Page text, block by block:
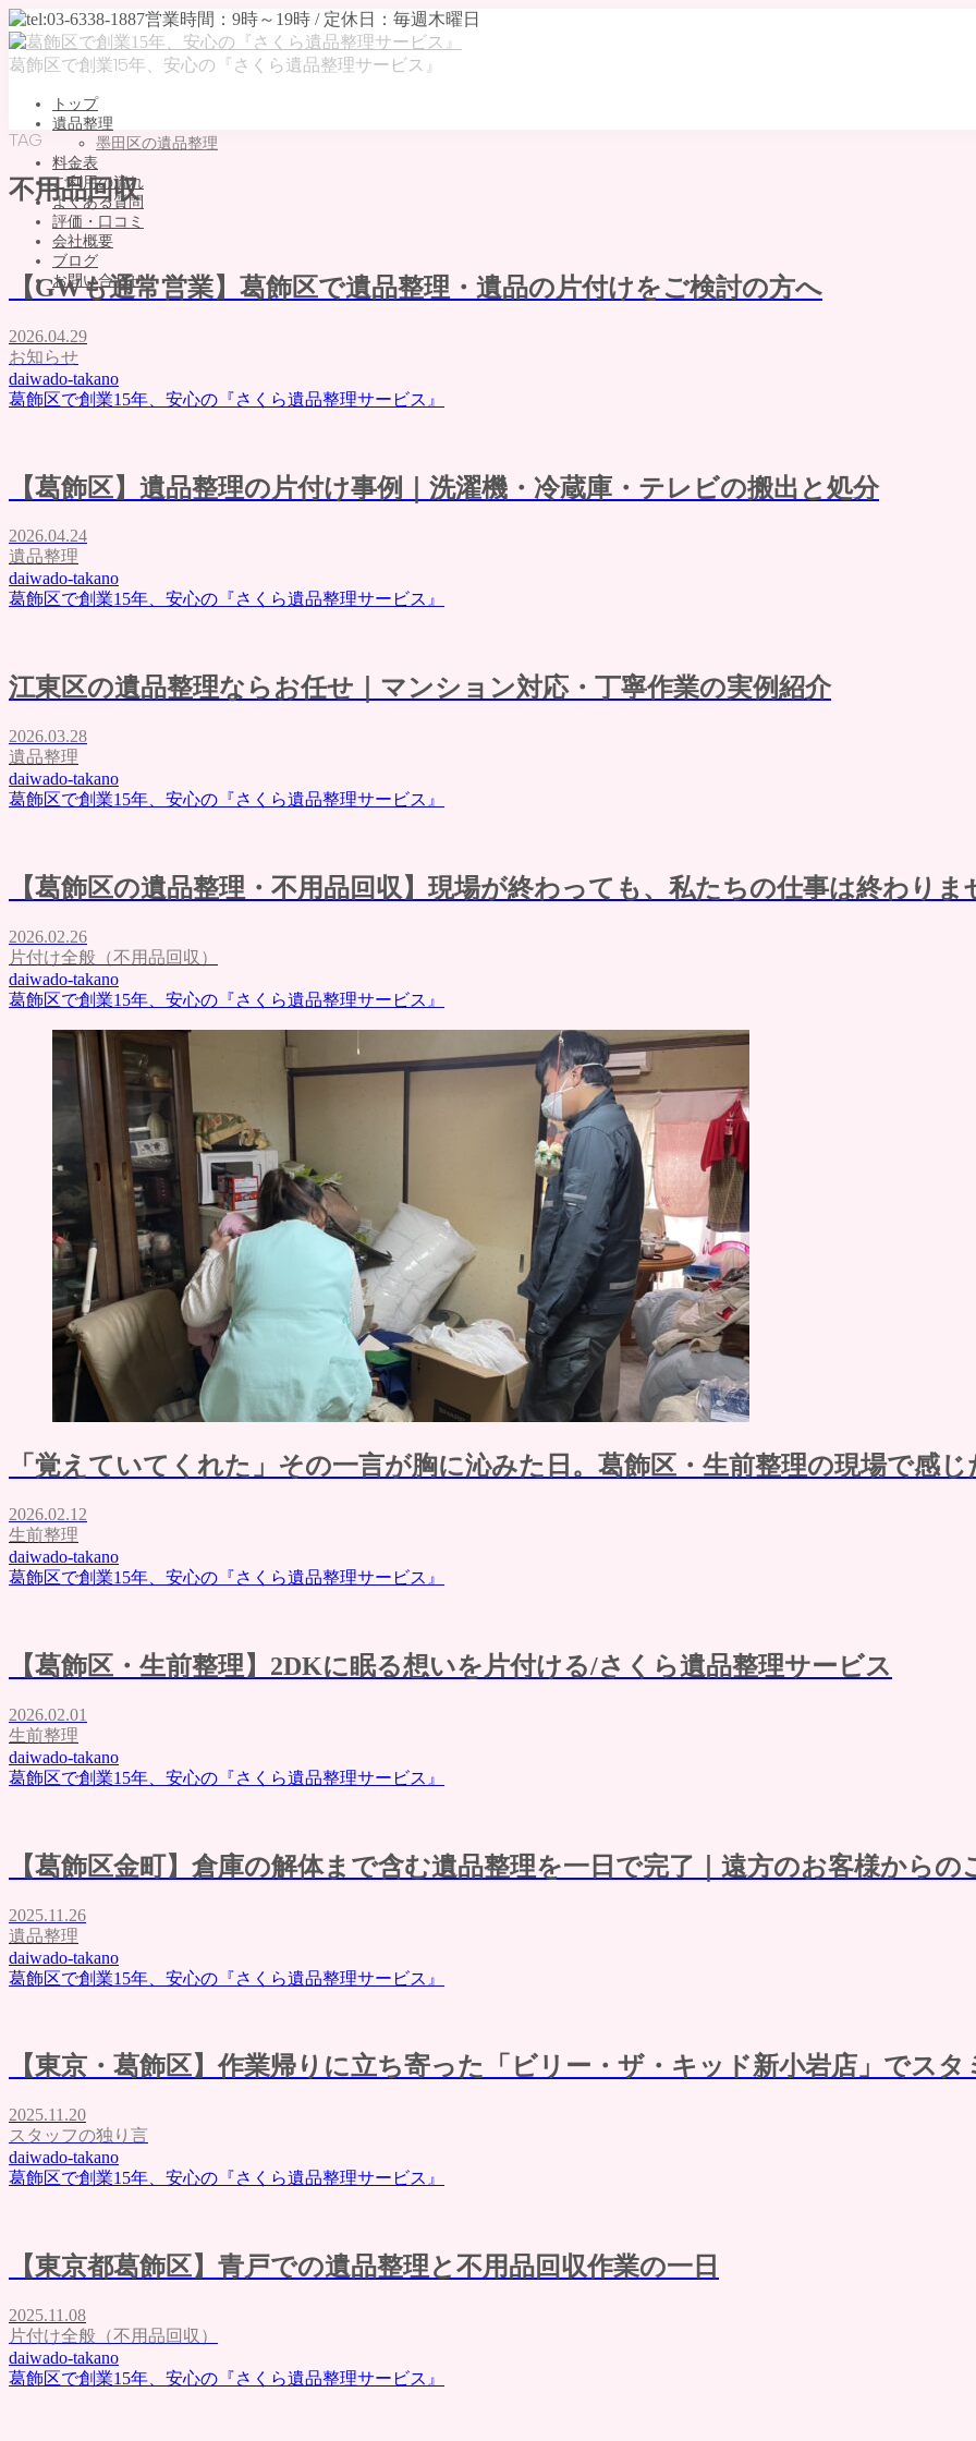
葛飾区で創業15年、安心の『さくら遺品整理サービス』
トップ
遺品整理
墨田区の遺品整理
料金表
ご利用の流れ
よくある質問
評価・口コミ
会社概要
ブログ
お問い合わせ
トップ
遺品整理
墨田区の遺品整理
よくある質問
評価・口コミ
ブログ
お問い合わせ
TAG
不用品回収
【GWも通常営業】葛飾区で遺品整理・遺品の片付けをご検討の方へ
2026.04.29
お知らせ
daiwado-takano
葛飾区で創業15年、安心の『さくら遺品整理サービス』
【葛飾区】遺品整理の片付け事例｜洗濯機・冷蔵庫・テレビの搬出と処分
2026.04.24
遺品整理
daiwado-takano
葛飾区で創業15年、安心の『さくら遺品整理サービス』
江東区の遺品整理ならお任せ｜マンション対応・丁寧作業の実例紹介
2026.03.28
遺品整理
daiwado-takano
葛飾区で創業15年、安心の『さくら遺品整理サービス』
【葛飾区の遺品整理・不用品回収】現場が終わっても、私たちの仕事は終わりま
2026.02.26
片付け全般（不用品回収）
daiwado-takano
葛飾区で創業15年、安心の『さくら遺品整理サービス』
「覚えていてくれた」その一言が胸に沁みた日。葛飾区・生前整理の現場で感
2026.02.12
生前整理
daiwado-takano
葛飾区で創業15年、安心の『さくら遺品整理サービス』
【葛飾区・生前整理】2DKに眠る想いを片付ける/さくら遺品整理サービス
2026.02.01
生前整理
daiwado-takano
葛飾区で創業15年、安心の『さくら遺品整理サービス』
【葛飾区金町】倉庫の解体まで含む遺品整理を一日で完了｜遠方のお客様からの
2025.11.26
遺品整理
daiwado-takano
葛飾区で創業15年、安心の『さくら遺品整理サービス』
【東京・葛飾区】作業帰りに立ち寄った「ビリー・ザ・キッド新小岩店」でスタ
2025.11.20
スタッフの独り言
daiwado-takano
葛飾区で創業15年、安心の『さくら遺品整理サービス』
【東京都葛飾区】青戸での遺品整理と不用品回収作業の一日
2025.11.08
片付け全般（不用品回収）
daiwado-takano
葛飾区で創業15年、安心の『さくら遺品整理サービス』